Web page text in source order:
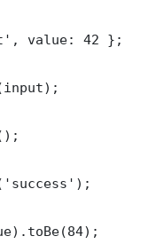
value: 42 };